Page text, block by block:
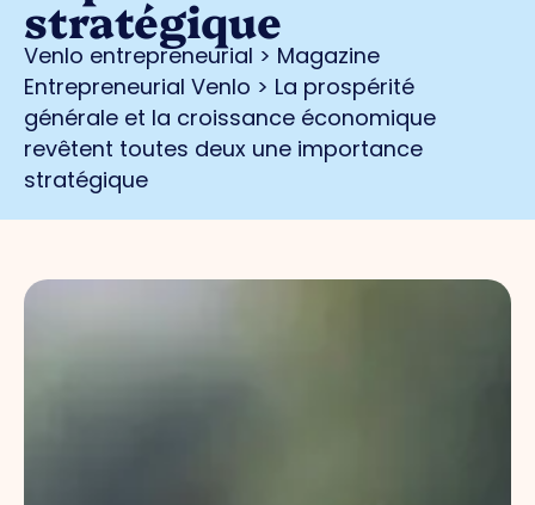
stratégique
Venlo entrepreneurial > Magazine
Entrepreneurial Venlo > La prospérité
générale et la croissance économique
revêtent toutes deux une importance
stratégique